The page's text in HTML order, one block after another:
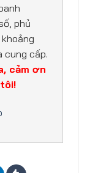
phủ
cung cấp.
cảm ơn